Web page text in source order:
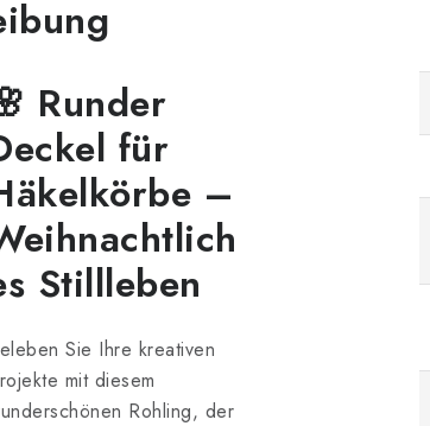
Runder
für
–
Stillleben
Sie Ihre kreativen
mit diesem
Rohling, der